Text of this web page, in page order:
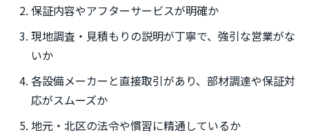
保証内容やアフターサービスが明確か
現地調査・見積もりの説明が丁寧で、強引な営業がな
いか
各設備メーカーと直接取引があり、部材調達や保証対
応がスムーズか
地元・北区の法令や慣習に精通しているか